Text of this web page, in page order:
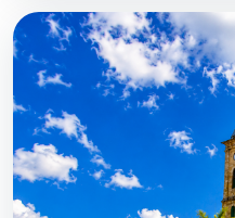
DESDE $0
Bogotá
2 h aprox.